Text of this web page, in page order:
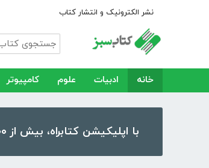
نشر الکترونیک و انتشار کتاب
خانه ادبیات علوم کامپیوتر
با اپلیکیشن کتابراه، بیش از ۵۰،۰۰۰ کتاب، کتاب صوتی و رمان را در موبایل و تبلت خود داشته باشید!